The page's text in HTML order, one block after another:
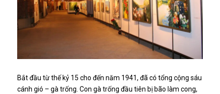
Bắt đầu từ thế kỷ 15 cho đến năm 1941, đã có tổng cộng sáu
cánh gió – gà trống. Con gà trống đầu tiên bị bão làm cong,